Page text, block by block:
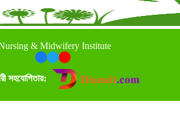
& Midwifery Institute
সহযোগিতায়: